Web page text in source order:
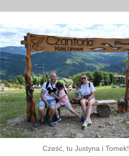
Cześć, tu Justyna i Tomek!